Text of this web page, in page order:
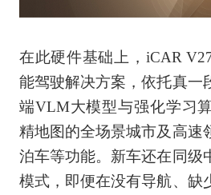
在此硬件基础上，iCAR
能驾驶解决方案，依托真一
端VLM大模型与强化学习
精地图的全场景城市及高速
泊车等功能。新车还在同级
模式，即便在没有导航、缺